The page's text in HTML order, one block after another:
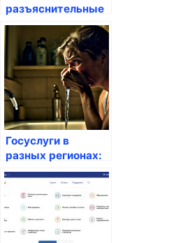
разъяснительные
работы с
госслужащими
Госуслуги в
разных регионах:
региональные
особенности